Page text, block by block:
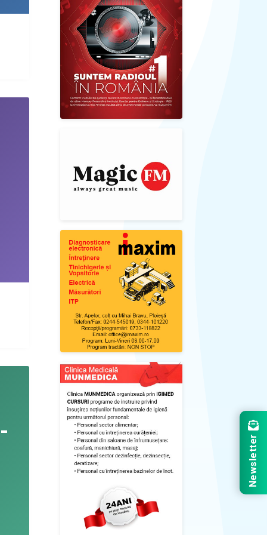
Newsletter